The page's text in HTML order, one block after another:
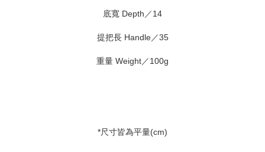
底寬 Depth／14
提把長 Handle／35
重量 Weight／100g
*尺寸皆為平量(cm)